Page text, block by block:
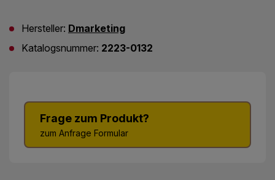
Frage zum Produkt?
zum Anfrage Formular
Hersteller: Dmarketing
Katalogsnummer: 2223-0132